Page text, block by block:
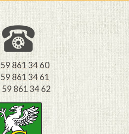
861 34 60
861 34 61
861 34 62